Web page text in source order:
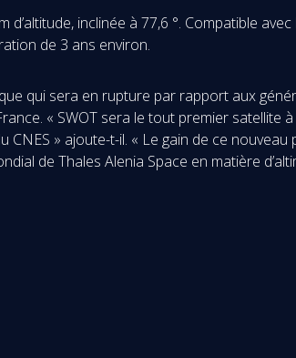
inclinée à 77,6 °. Compatible
de 3 ans environ.
qui sera en rupture par rapport aux
« SWOT sera le tout premier satellite
» ajoute-t-il. « Le gain de ce nouveau
de Thales Alenia Space en matière